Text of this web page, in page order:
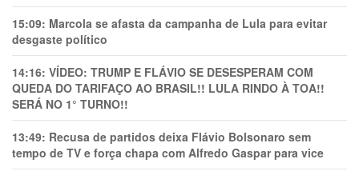
15:09: Marcola se afasta da campanha de Lula para evitar
desgaste político
14:16: VÍDEO: TRUMP E FLÁVIO SE DESESPERAM COM
QUEDA DO TARIFAÇO AO BRASIL!! LULA RINDO À TOA!!
SERÁ NO 1° TURNO!!
13:49: Recusa de partidos deixa Flávio Bolsonaro sem
tempo de TV e força chapa com Alfredo Gaspar para vice